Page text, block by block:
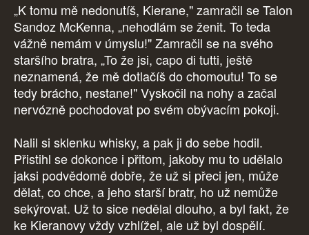
„K tomu mě nedonutíš, Kierane," zamračil se Talon
Sandoz McKenna, „nehodlám se ženit. To teda
vážně nemám v úmyslu!" Zamračil se na svého
staršího bratra, „To že jsi, capo di tutti, ještě
neznamená, že mě dotlačíš do chomoutu! To se
tedy brácho, nestane!" Vyskočil na nohy a začal
nervózně pochodovat po svém obývacím pokoji.
Nalil si sklenku whisky, a pak ji do sebe hodil.
Přistihl se dokonce i přitom, jakoby mu to udělalo
jaksi podvědomě dobře, že už si přeci jen, může
dělat, co chce, a jeho starší bratr, ho už nemůže
sekýrovat. Už to sice nedělal dlouho, a byl fakt, že
ke Kieranovy vždy vzhlížel, ale už byl dospělí.